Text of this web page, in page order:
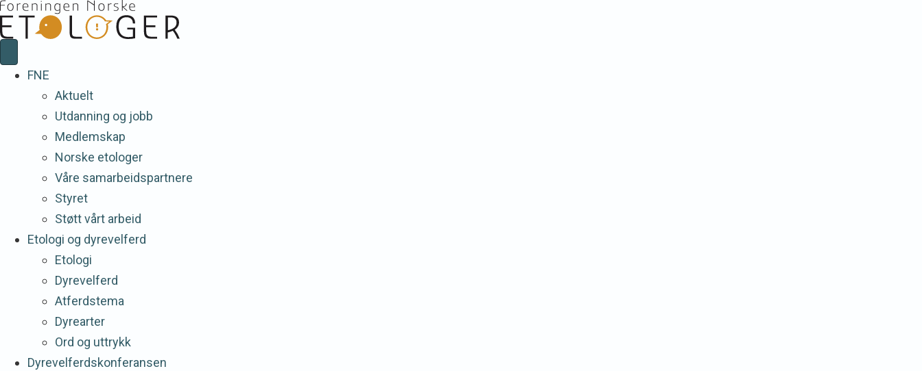
FNE
Aktuelt
Utdanning og jobb
Medlemskap
Norske etologer
Våre samarbeidspartnere
Styret
Støtt vårt arbeid
Etologi og dyrevelferd
Etologi
Dyrevelferd
Atferdstema
Dyrearter
Ord og uttrykk
Dyrevelferdskonferansen